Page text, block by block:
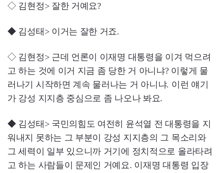
◇ 김현정> 잘한 거예요?
◆ 김성태> 이거는 잘한 거죠.
◇ 김현정> 근데 언론이 이재명 대통령을 이겨 먹으려
고 하는 것에 이거 지금 좀 당한 거 아니냐? 이렇게 물
러나기 시작하면 계속 물러나는 거 아니냐. 이런 얘기
가 강성 지지층 중심으로 좀 나오나 봐요.
◆ 김성태> 국민의힘도 여전히 윤석열 전 대통령을 지
워내지 못하는 그 부분이 강성 지지층의 그 목소리와
그 세력이 일부 있으니까 거기에 정치적으로 올라타려
고 하는 사람들이 문제인 거예요. 이재명 대통령 입장